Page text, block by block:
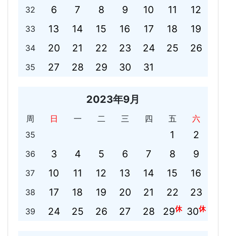
32 6 7 8 9 10 11 12
33 13 14 15 16 17 18 19
34 20 21 22 23 24 25 26
35 27 28 29 30 31
2023年9月
周 日 一 二 三 四 五
六
35
1 2
36 3 4 5 6 7 8 9
37 10 11 12 13 14 15 16
38 17 18 19 20 21 22 23
39 24 25 26 27 28 29休 30休